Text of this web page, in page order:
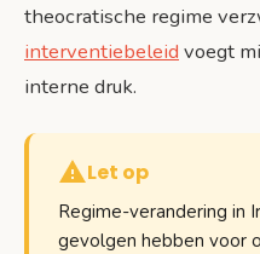
theocratische regime
interventiebeleid voegt
interne druk.
Let op
Regime-verandering in
gevolgen hebben voor